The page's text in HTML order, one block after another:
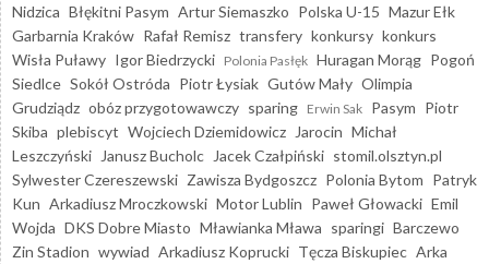
Nidzica Błękitni Pasym Artur Siemaszko Polska U-15 Mazur Ełk
Garbarnia Kraków Rafał Remisz transfery konkursy konkurs
Wisła Puławy Igor Biedrzycki Polonia Pasłęk Huragan Morąg Pogoń
Siedlce Sokół Ostróda Piotr Łysiak Gutów Mały Olimpia
Grudziądz obóz przygotowawczy sparing Erwin Sak Pasym Piotr
Skiba plebiscyt Wojciech Dziemidowicz Jarocin Michał
Leszczyński
Janusz Bucholc Jacek Czałpiński stomil.olsztyn.pl
Sylwester Czereszewski Zawisza Bydgoszcz Polonia Bytom Patryk
Kun Arkadiusz Mroczkowski Motor Lublin Paweł Głowacki Emil
Wojda DKS Dobre Miasto Mławianka Mława sparingi Barczewo
Zin Stadion wywiad Arkadiusz Koprucki Tęcza Biskupiec Arka